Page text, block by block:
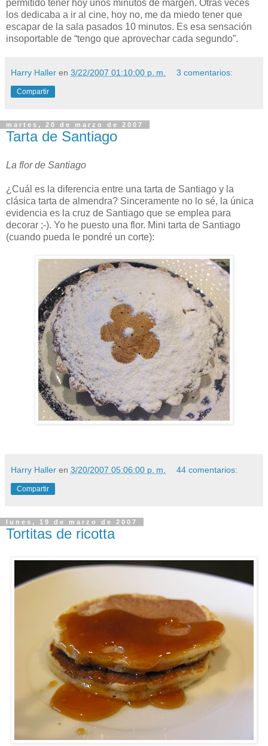
permitido tener hoy unos minutos de margen. Otras veces
los dedicaba a ir al cine, hoy no, me da miedo tener que
escapar de la sala pasados 10 minutos. Es esa sensación
insoportable de “tengo que aprovechar cada segundo”.
Harry Haller en 3/22/2007 01:10:00 p. m. 3 comentarios:
Compartir
martes, 20 de marzo de 2007
Tarta de Santiago
La flor de Santiago
¿Cuál es la diferencia entre una tarta de Santiago y la
clásica tarta de almendra? Sinceramente no lo sé, la única
evidencia es la cruz de Santiago que se emplea para
decorar ;-). Yo he puesto una flor. Mini tarta de Santiago
(cuando pueda le pondré un corte):
Harry Haller en 3/20/2007 05:06:00 p. m. 44 comentarios:
Compartir
lunes, 19 de marzo de 2007
Tortitas de ricotta